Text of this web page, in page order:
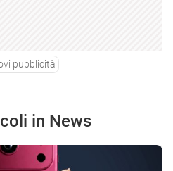
pubblicità
in News